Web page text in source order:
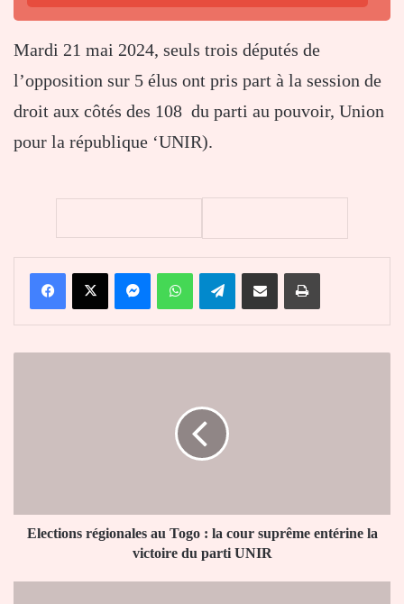
Mardi 21 mai 2024, seuls trois députés de
l’opposition sur 5 élus ont pris part à la session de
droit aux côtés des 108 du parti au pouvoir, Union
pour la république ‘UNIR).
FacebookX MessengerWhatsAppTelegramPartager par email Imprimer
entérine
Elections régionales au Togo : la cour suprême entérine la
victoire du parti UNIR